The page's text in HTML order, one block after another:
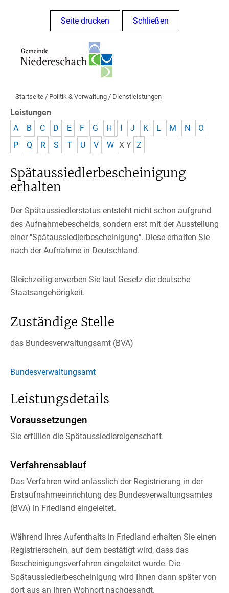
Seite drucken Schließen
Startseite / Politik & Verwaltung / Dienstleistungen
Leistungen
A
B C D E F G H I J K L M N
O
P
Q R S T U V W X Y Z
Spätaussiedlerbescheinigung
erhalten
Der Spätaussiedlerstatus entsteht nicht schon aufgrund
des Aufnahmebescheids, sondern erst mit der Ausstellung
einer "Spätaussiedlerbescheinigung". Diese erhalten Sie
nach der Aufnahme in Deutschland.
Gleichzeitig erwerben Sie laut Gesetz die deutsche
Staatsangehörigkeit.
Zuständige Stelle
das Bundesverwaltungsamt (BVA)
Bundesverwaltungsamt
Leistungsdetails
Voraussetzungen
Sie erfüllen die Spätaussiedlereigenschaft.
Verfahrensablauf
Das Verfahren wird anlässlich der Registrierung in der
Erstaufnahmeeinrichtung des Bundesverwaltungsamtes
(BVA) in Friedland eingeleitet.
Während Ihres Aufenthalts in Friedland erhalten Sie einen
Registrierschein, auf dem bestätigt wird, dass das
Bescheinigungsverfahren eingeleitet wurde. Die
Spätaussiedlerbescheinigung wird Ihnen dann später von
dort aus an Ihren Wohnort nachgesandt.